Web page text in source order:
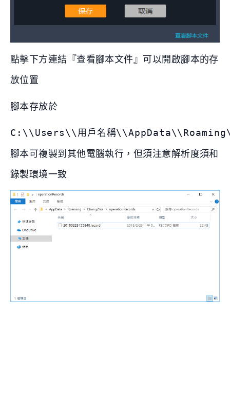
點擊下方連結『查看腳本文件』可以開啟腳本的存
放位置
腳本存放於
C:\\Users\\用戶名稱
腳本可複製到其他電腦執行，但須注意解析度須和
錄製環境一致